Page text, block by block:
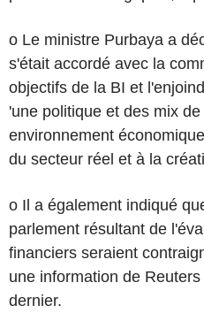
o Le ministre Purbaya a
s'était accordé avec la
objectifs de la BI et
'une politique et des mix
environnement
du secteur réel et à la
o Il a également indiqué
parlement résultant de
financiers seraient
une information de
dernier.